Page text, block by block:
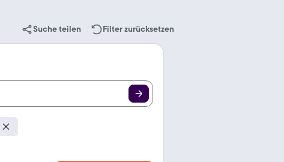
Suche teilen Filter zurücksetzen